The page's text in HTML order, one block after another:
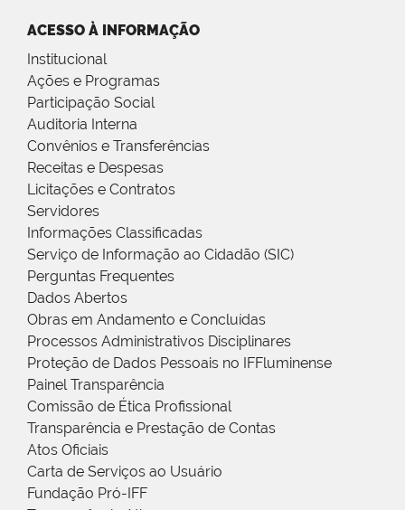
ACESSO À INFORMAÇÃO
Institucional
Ações e Programas
Participação Social
Auditoria Interna
Convênios e Transferências
Receitas e Despesas
Licitações e Contratos
Servidores
Informações Classificadas
Serviço de Informação ao Cidadão (SIC)
Perguntas Frequentes
Dados Abertos
Obras em Andamento e Concluídas
Processos Administrativos Disciplinares
Proteção de Dados Pessoais no IFFluminense
Painel Transparência
Comissão de Ética Profissional
Transparência e Prestação de Contas
Atos Oficiais
Carta de Serviços ao Usuário
Fundação Pró-IFF